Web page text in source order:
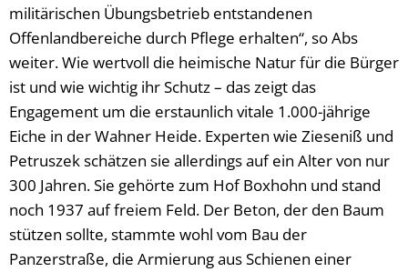
militärischen Übungsbetrieb entstandenen
Offenlandbereiche durch Pflege erhalten“, so Abs
weiter. Wie wertvoll die heimische Natur für die Bürger
ist und wie wichtig ihr Schutz – das zeigt das
Engagement um die erstaunlich vitale 1.000-jährige
Eiche in der Wahner Heide. Experten wie Zieseniß und
Petruszek schätzen sie allerdings auf ein Alter von nur
300 Jahren. Sie gehörte zum Hof Boxhohn und stand
noch 1937 auf freiem Feld. Der Beton, der den Baum
stützen sollte, stammte wohl vom Bau der
Panzerstraße, die Armierung aus Schienen einer